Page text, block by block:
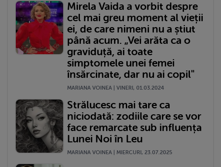
Mirela Vaida a vorbit despre
cel mai greu moment al vieții
ei, de care nimeni nu a știut
până acum. „Vei arăta ca o
graviduță, ai toate
simptomele unei femei
însărcinate, dar nu ai copil"
MARIANA VOINEA | VINERI, 01.03.2024
Strălucesc mai tare ca
niciodată: zodiile care se vor
face remarcate sub influența
Lunei Noi în Leu
MARIANA VOINEA | MIERCURI, 23.07.2025